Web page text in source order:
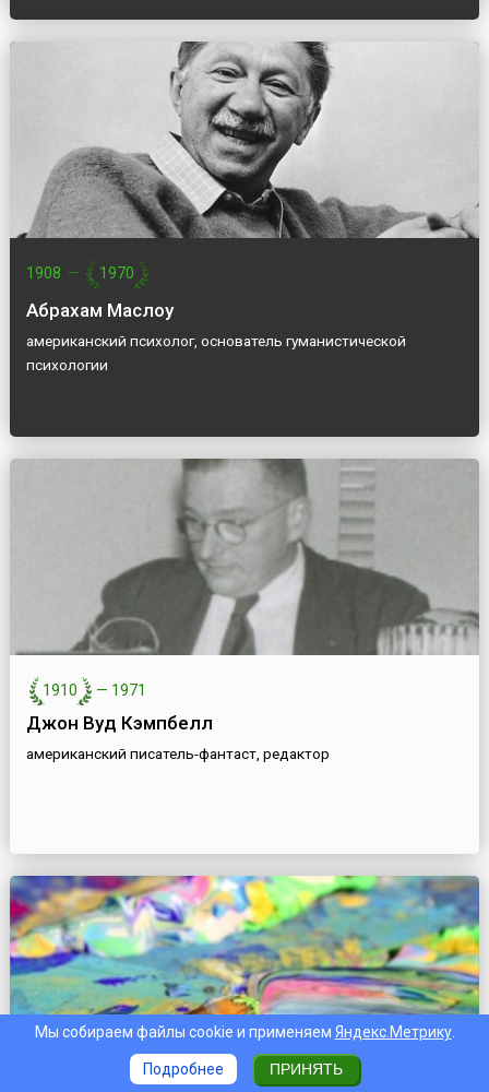
1908 — 1970
Абрахам Маслоу
американский психолог, основатель гуманистической
психологии
1910 — 1971
Джон Вуд Кэмпбелл
американский писатель-фантаст, редактор
Мы собираем файлы cookie и применяем Яндекс.Метрику.
Подробнее ПРИНЯТЬ